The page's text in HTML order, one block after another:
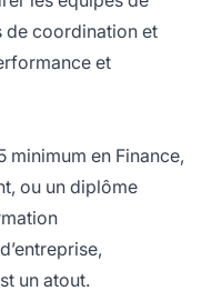
de coordination et
et
minimum en Finance,
ou un diplôme
un atout.